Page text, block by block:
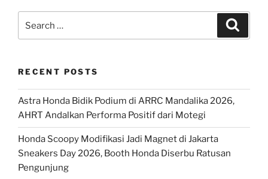
for:
RECENT POSTS
Astra Honda Bidik Podium di ARRC Mandalika 2026,
AHRT Andalkan Performa Positif dari Motegi
Honda Scoopy Modifikasi Jadi Magnet di Jakarta
Sneakers Day 2026, Booth Honda Diserbu Ratusan
Pengunjung